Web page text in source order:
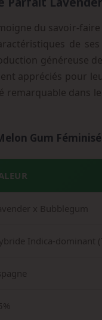
du savoir-
de
généreuse
appréciés pour
dans
Gum
x Bubblegum
Indica-dominant